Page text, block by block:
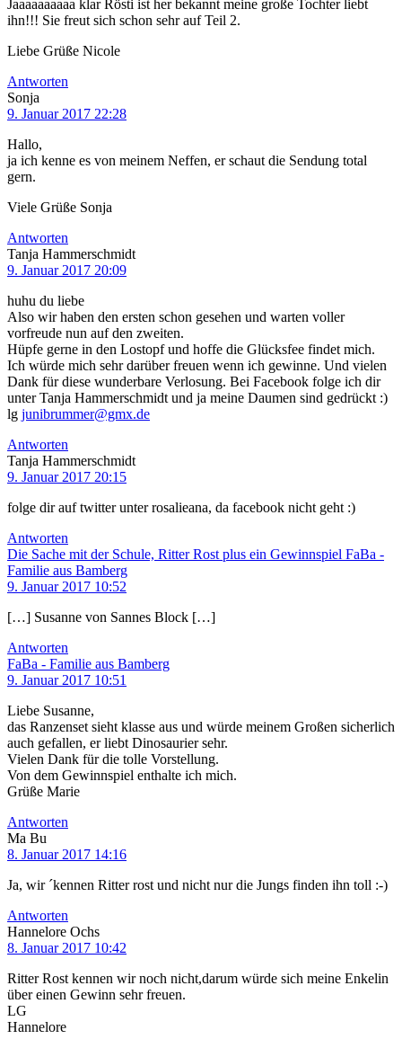
Jaaaaaaaaaa klar Rösti ist her bekannt meine große Tochter liebt
ihn!!! Sie freut sich schon sehr auf Teil 2.
Liebe Grüße Nicole
Antworten
Sonja
9. Januar 2017 22:28
Hallo,
ja ich kenne es von meinem Neffen, er schaut die Sendung total
gern.
Viele Grüße Sonja
Antworten
Tanja Hammerschmidt
9. Januar 2017 20:09
huhu du liebe
Also wir haben den ersten schon gesehen und warten voller
vorfreude nun auf den zweiten.
Hüpfe gerne in den Lostopf und hoffe die Glücksfee findet mich.
Ich würde mich sehr darüber freuen wenn ich gewinne. Und vielen
Dank für diese wunderbare Verlosung. Bei Facebook folge ich dir
unter Tanja Hammerschmidt und ja meine Daumen sind gedrückt :)
lg junibrummer@gmx.de
Antworten
Tanja Hammerschmidt
9. Januar 2017 20:15
folge dir auf twitter unter rosalieana, da facebook nicht geht :)
Antworten
Die Sache mit der Schule, Ritter Rost plus ein Gewinnspiel FaBa -
Familie aus Bamberg
9. Januar 2017 10:52
[…] Susanne von Sannes Block […]
Antworten
FaBa - Familie aus Bamberg
9. Januar 2017 10:51
Liebe Susanne,
das Ranzenset sieht klasse aus und würde meinem Großen sicherlich
auch gefallen, er liebt Dinosaurier sehr.
Vielen Dank für die tolle Vorstellung.
Von dem Gewinnspiel enthalte ich mich.
Grüße Marie
Antworten
Ma Bu
8. Januar 2017 14:16
Ja, wir ´kennen Ritter rost und nicht nur die Jungs finden ihn toll :-)
Antworten
Hannelore Ochs
8. Januar 2017 10:42
Ritter Rost kennen wir noch nicht,darum würde sich meine Enkelin
über einen Gewinn sehr freuen.
LG
Hannelore